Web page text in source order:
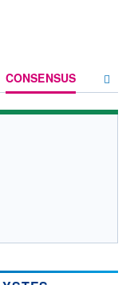
CONSENSUS